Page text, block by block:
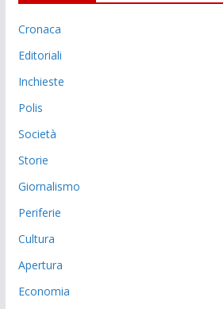
Cronaca
Editoriali
Inchieste
Polis
Società
Storie
Giornalismo
Periferie
Cultura
Apertura
Economia